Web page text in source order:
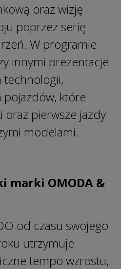
oraz wizję
poprzez serię
W programie
innymi prezentacje
technologii,
które
oraz pierwsze jazdy
modelami.
marki OMODA &
od czasu swojego
utrzymuje
tempo wzrostu,